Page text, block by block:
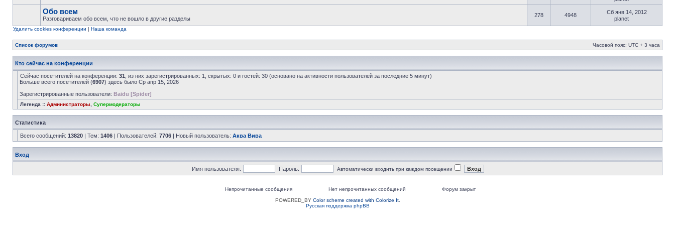
Обо всем
Разговариваем обо всем, что не вошло в другие разделы
278 4948
Сб янв 14, 2012
planet
Удалить cookies конференции | Наша команда
Список форумов Часовой пояс: UTC + 3 часа
Кто сейчас на конференции
Сейчас посетителей на конференции: 31 , из них зарегистрированных: 1, скрытых: 0 и гостей: 30 (основано на активности пользователей за последние 5 минут)
Больше всего посетителей (6907) здесь было Ср апр 15, 2026
Зарегистрированные пользователи: Baidu [Spider]
Легенда :: Администраторы Супермодераторы
Статистика
Всего сообщений: 13820 | Тем: 1406 | Пользователей: 7706 | Новый пользователь: Аква Вива
Вход
Имя пользователя: Пароль: Автоматически входить при каждом посещении
Непрочитанные сообщения Нет непрочитанных сообщений
Форум закрыт
POWERED_BY Color scheme created with Colorize It.
Русская поддержка phpBB